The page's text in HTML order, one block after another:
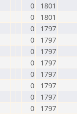
0
1801
0
1801
0
1797
0
1797
0
1797
0
1797
0
1797
0
1797
0
1797
0 1797